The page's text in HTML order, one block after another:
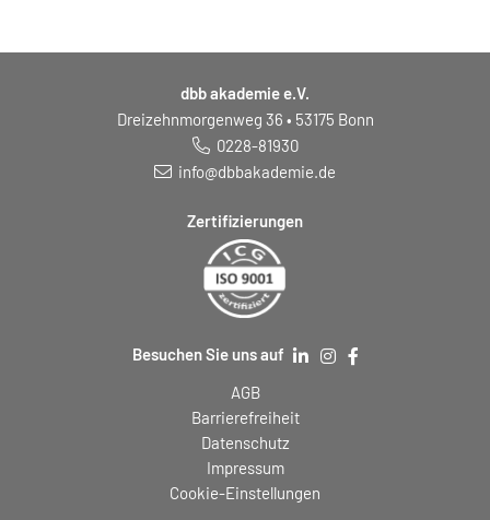
dbb akademie e.V.
Dreizehnmorgenweg 36 • 53175 Bonn
0228-81930
info@dbbakademie.de
Zertifizierungen
Besuchen Sie uns auf
AGB
Barrierefreiheit
Datenschutz
Impressum
Cookie-Einstellungen